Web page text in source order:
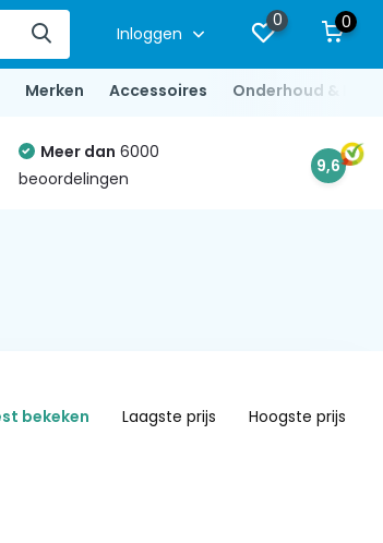
Inloggen
0 0
Merken Accessoires Onderhoud &
Meer dan 6000
beoordelingen
9,6
bekeken Laagste prijs Hoogste prijs